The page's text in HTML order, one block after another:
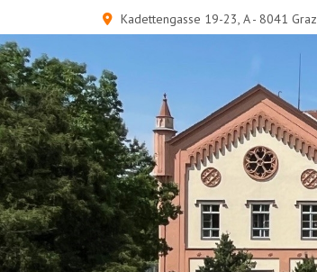
Kadettengasse 19-23, A - 8041 Graz